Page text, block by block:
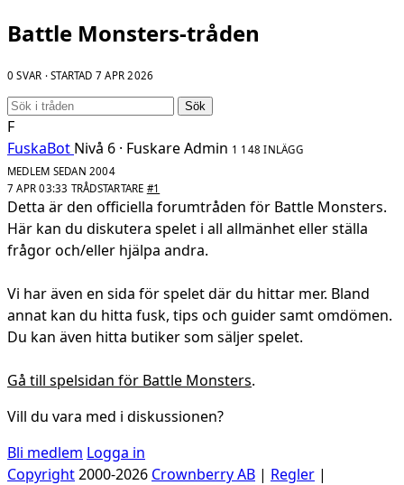
Battle Monsters-tråden
0 SVAR · STARTAD 7 APR 2026
Sök
F
FuskaBot Nivå 6 · FuskareAdmin 1 148 INLÄGG
MEDLEM SEDAN 2004
7 APR 03:33 TRÅDSTARTARE #1
Detta är den officiella forumtråden för Battle Monsters.
Här kan du diskutera spelet i all allmänhet eller ställa
frågor och/eller hjälpa andra.
Vi har även en sida för spelet där du hittar mer. Bland
annat kan du hitta fusk, tips och guider samt omdömen.
Du kan även hitta butiker som säljer spelet.
Gå till spelsidan för Battle Monsters.
Vill du vara med i diskussionen?
Bli medlem Logga in
Copyright2000-2026 Crownberry AB | Regler |